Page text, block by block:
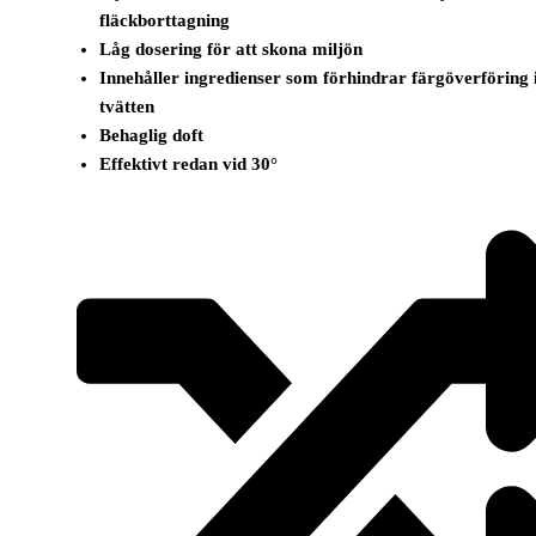
fläckborttagning
Låg dosering för att skona miljön
Innehåller ingredienser som förhindrar färgöverföring
tvätten
Behaglig doft
Effektivt redan vid 30°